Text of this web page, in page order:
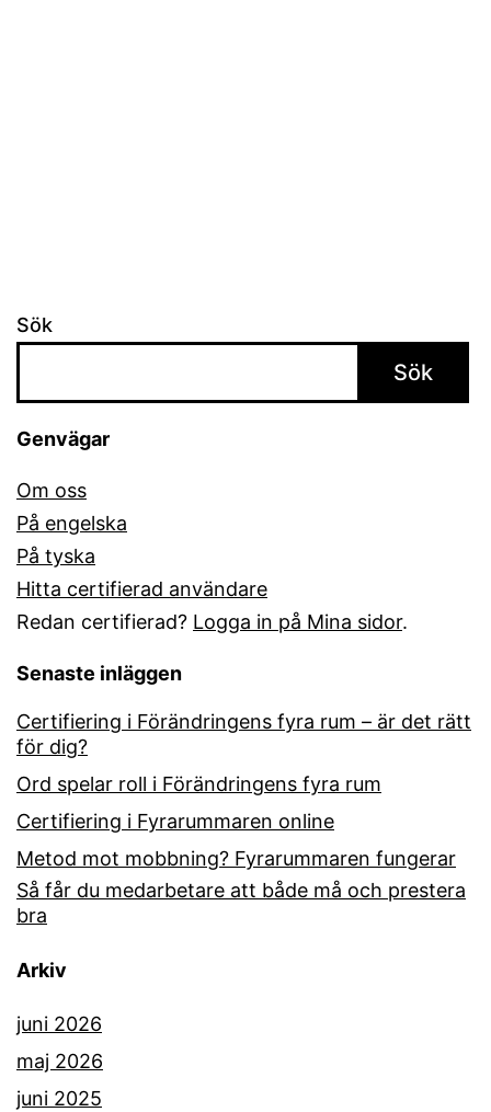
Sök
Sök
Genvägar
Om oss
På engelska
På tyska
Hitta certifierad användare
Redan certifierad? Logga in på Mina sidor.
Senaste inläggen
Certifiering i Förändringens fyra rum – är det rätt
för dig?
Ord spelar roll i Förändringens fyra rum
Certifiering i Fyrarummaren online
Metod mot mobbning? Fyrarummaren fungerar
Så får du medarbetare att både må och prestera
bra
Arkiv
juni 2026
maj 2026
juni 2025